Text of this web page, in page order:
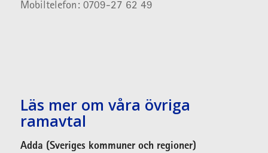
Mobiltelefon: 0709-27 62 49
Läs mer om våra övriga
ramavtal
Adda (Sveriges kommuner och regioner)